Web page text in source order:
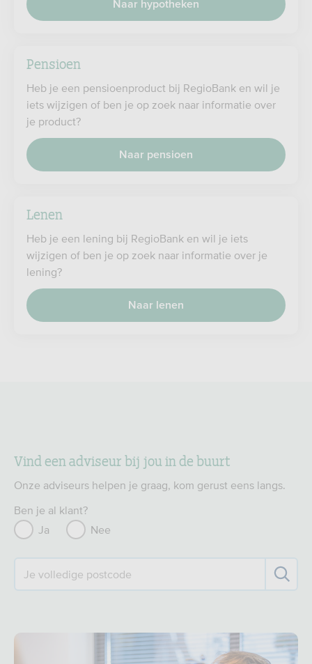
Naar hypotheken
Pensioen
Heb je een pensioenproduct bij RegioBank en wil je
iets wijzigen of ben je op zoek naar informatie over
je product?
Naar pensioen
Lenen
Heb je een lening bij RegioBank en wil je iets
wijzigen of ben je op zoek naar informatie over je
lening?
Naar lenen
Vind een adviseur bij jou in de buurt
Onze adviseurs helpen je graag, kom gerust eens langs.
Ben je al klant?
Ja
Nee
Je volledige postcode